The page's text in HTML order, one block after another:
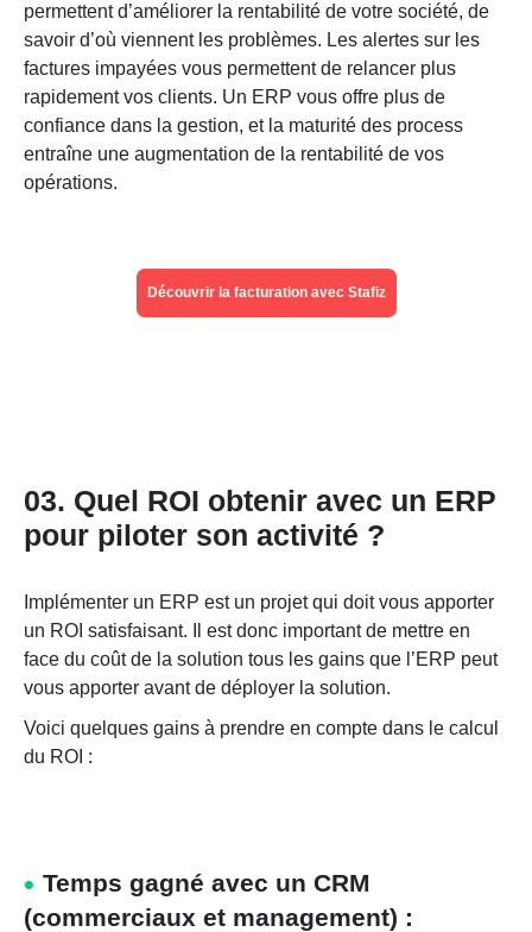
permettent d’améliorer la rentabilité de votre société, de
savoir d’où viennent les problèmes. Les alertes sur les
factures impayées vous permettent de relancer plus
rapidement vos clients. Un ERP vous offre plus de
confiance dans la gestion, et la maturité des process
entraîne une augmentation de la rentabilité de vos
opérations.
Découvrir la facturation avec Stafiz
03. Quel ROI obtenir avec un ERP
pour piloter son activité ?
Implémenter un ERP est un projet qui doit vous apporter
un ROI satisfaisant. Il est donc important de mettre en
face du coût de la solution tous les gains que l’ERP peut
vous apporter avant de déployer la solution.
Voici quelques gains à prendre en compte dans le calcul
du ROI :
Temps gagné avec un CRM
(commerciaux et management) :